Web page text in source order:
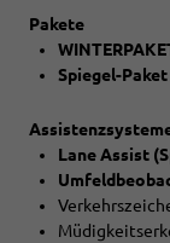
Pakete
Spiegel-Paket
Lane Assist